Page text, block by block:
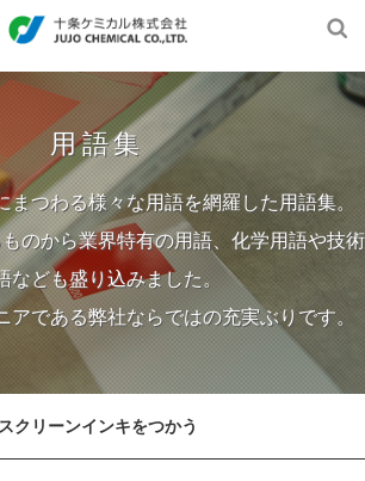
用語集
まつわる様々な用語を網羅した用語集。
のから業界特有の用語、化学用語や技術
なども盛り込みました。
アである弊社ならではの充実ぶりです。
スクリーンインキをつかう